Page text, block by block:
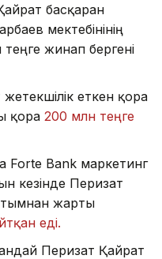
басқарған
мектебінінің
жинап бергені
еткен қорға
қорға 200 млн теңге
Forte Bank маркетинг
кезінде Перизат
жарты
еді.
Перизат Қайрат